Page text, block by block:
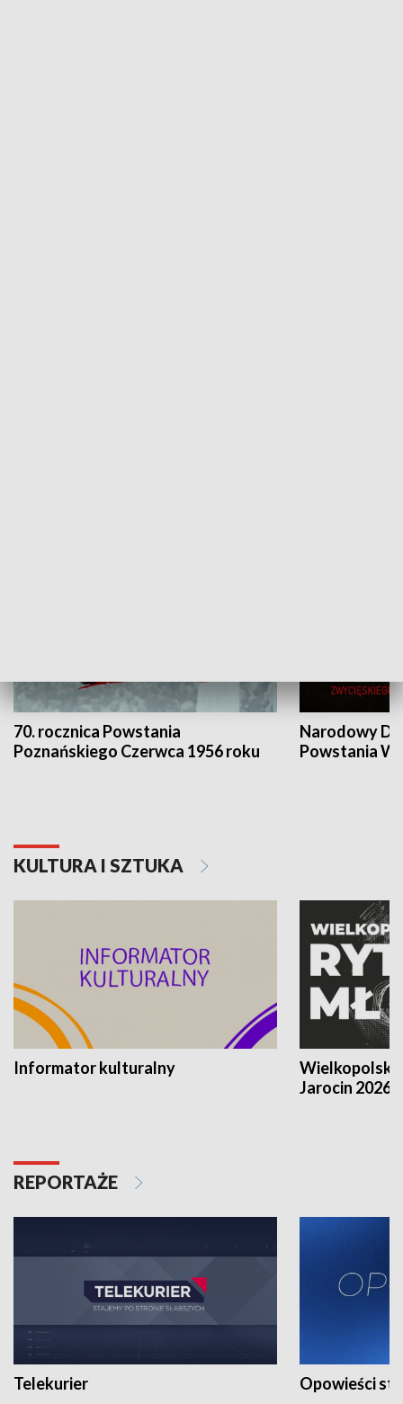
70. rocznica Powstania
Poznańskiego Czerwca 1956 roku
Narodowy
Powstania
KULTURA I SZTUKA
Informator kulturalny
Jarocin 2026
REPORTAŻE
Telekurier Opowieści